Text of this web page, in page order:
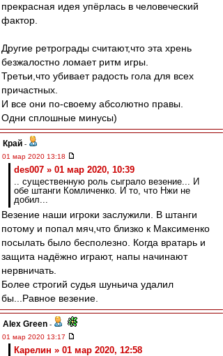
прекрасная идея упёрлась в человеческий
фактор.
Другие ретрограды считают,что эта хрень
безжалостно ломает ритм игры.
Третьи,что убивает радость гола для всех
причастных.
И все они по-своему абсолютно правы.
Одни сплошные минусы)
Край -
01 мар 2020 13:18
des007 » 01 мар 2020, 10:39
.. существенную роль сыграло везение... И
обе штанги Комличенко. И то, что Нжи не
добил...
Везение наши игроки заслужили. В штанги
потому и попал мяч,что близко к Максименко
посылать было бесполезно. Когда вратарь и
защита надёжно играют, напы начинают
нервничать.
Более строгий судья шуньича удалил
бы...Равное везение.
Alex Green -
01 мар 2020 13:17
Карелин » 01 мар 2020, 12:58